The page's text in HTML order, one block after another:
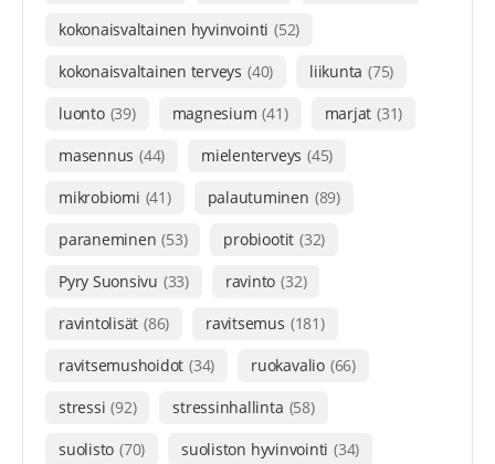
kokonaisvaltainen hyvinvointi (52)
kokonaisvaltainen terveys (40) liikunta (75)
luonto (39) magnesium (41) marjat (31)
masennus (44) mielenterveys (45)
mikrobiomi (41) palautuminen (89)
paraneminen (53) probiootit (32)
Pyry Suonsivu (33) ravinto (32)
ravintolisät (86) ravitsemus (181)
ravitsemushoidot (34) ruokavalio (66)
stressi (92) stressinhallinta (58)
suolisto (70) suoliston hyvinvointi (34)